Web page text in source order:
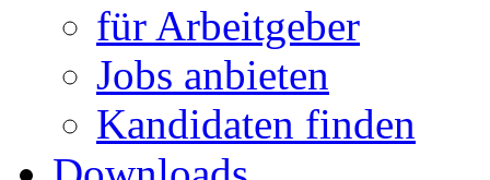
für Arbeitgeber
Jobs anbieten
Kandidaten finden